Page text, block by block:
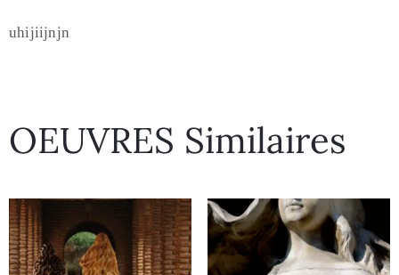
uhijiijnjn
OEUVRES Similaires